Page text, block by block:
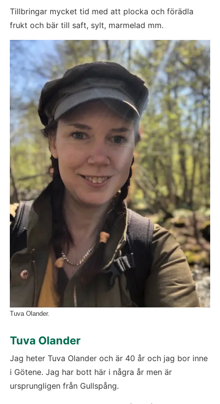
Tillbringar mycket tid med att plocka och förädla
frukt och bär till saft, sylt, marmelad mm.
Tuva Olander.
Tuva Olander
Jag heter Tuva Olander och är 40 år och jag bor inne
i Götene. Jag har bott här i några år men är
ursprungligen från Gullspång.